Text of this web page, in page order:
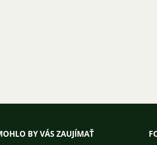
BY VÁS ZAUJÍMAŤ